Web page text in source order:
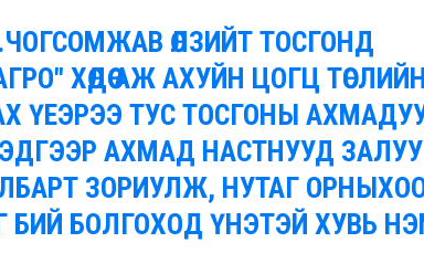
ӨЛЗИЙТ ТОСГОНД
ХӨДӨӨ АЖ АХУЙН ЦОГЦ
ҮЕЭРЭЭ ТУС ТОСГОНЫ
АХМАД НАСТНУУД
ЗОРИУЛЖ, НУТАГ
БОЛГОХОД ҮНЭТЭЙ ХУВЬ